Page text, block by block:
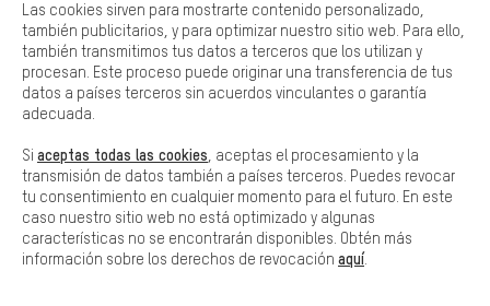
Evaluamos el éxito de nuestra Newsletter para mejorarla continuamente. Si
ya eres cliente nuestro, utilizamos los datos de tus últimos pedidos para
adaptar la Newsletter a tus intereses, haciéndola así más valiosa para ti.
Nuestrascondiciones de protección de datosse aplican.
*Válido durante 30 días a partir de la fecha de emisión a partir de un valor
mínimo de pedido de 60 €. El vale no se puede combinar con otras
Básica
Las cookies básicas aseguran que puedas usar nuestro sitio web.
Las cookies sirven para mostrarte contenido personalizado,
también publicitarios, y para optimizar nuestro sitio web. Para ello,
también transmitimos tus datos a terceros que los utilizan y
procesan. Este proceso puede originar una transferencia de tus
datos a países terceros sin acuerdos vinculantes o garantía
adecuada.
Si aceptas todas las cookies , aceptas el procesamiento y la
transmisión de datos también a países terceros. Puedes revocar
tu consentimiento en cualquier momento para el futuro. En este
caso nuestro sitio web no está optimizado y algunas
características no se encontrarán disponibles. Obtén más
información sobre los derechos de revocación aquí.